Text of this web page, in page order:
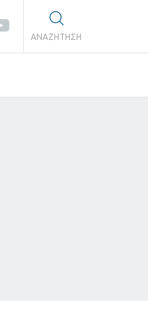
ΑΝΑΖΗΤΗΣΗ